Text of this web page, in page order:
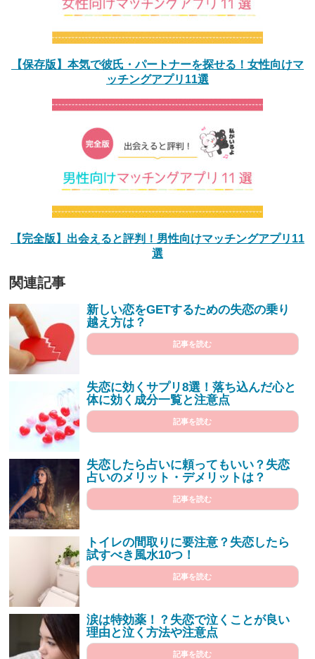
【保存版】本気で彼氏・パートナーを探せる！女性向けマ
ッチングアプリ11選
【完全版】出会えると評判！男性向けマッチングアプリ11
選
関連記事
新しい恋をGETするための失恋の乗り
越え方は？
記事を読む
失恋に効くサプリ8選！落ち込んだ心と
体に効く成分一覧と注意点
記事を読む
失恋したら占いに頼ってもいい？失恋
占いのメリット・デメリットは？
記事を読む
トイレの間取りに要注意？失恋したら
試すべき風水10つ！
記事を読む
涙は特効薬！？失恋で泣くことが良い
理由と泣く方法や注意点
記事を読む